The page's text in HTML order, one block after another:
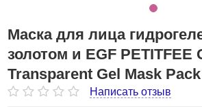
Маска для лица
золотом и EGF PETITFEE
Transparent Gel Mask Pack
Написать отзыв